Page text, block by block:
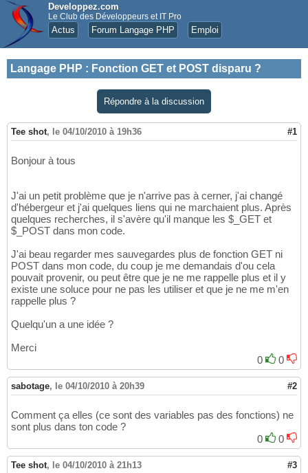
Developpez.com
Le Club des Développeurs et IT Pro
Actus Forum Langage PHP Emploi
Langage PHP : Fonction GET et POST disparu ?
Répondre à la discussion
Tee shot, le 04/10/2010 à 19h36 #1
Bonjour à tous
J'ai un petit problème que je n'arrive pas à cerner, j'ai changé
d'hébergeur et j'ai quelques liens qui ne marchaient plus. Après
quelques recherches, il s'avère qu'il manque les $_GET et
$_POST dans mon code.
J'ai beau regarder mes sauvegardes plus de fonction GET ni
POST dans mon code, du coup je me demandais d'ou cela
pouvait provenir, ou peut être que je ne me rappelle plus et il y
existe une soluce pour ne pas les utiliser et que je ne me m'en
rappelle plus ?
Quelqu'un a une idée ?
Merci
0
0
sabotage, le 04/10/2010 à 20h39 #2
Comment ça elles (ce sont des variables pas des fonctions) ne
sont plus dans ton code ?
0
0
Tee shot, le 04/10/2010 à 21h13 #3